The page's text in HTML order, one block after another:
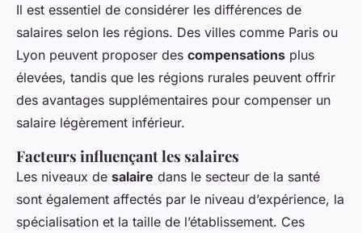
Il est essentiel de considérer les différences de
salaires selon les régions. Des villes comme Paris ou
Lyon peuvent proposer des compensations plus
élevées, tandis que les régions rurales peuvent offrir
des avantages supplémentaires pour compenser un
salaire légèrement inférieur.
Facteurs influençant les salaires
Les niveaux de salaire dans le secteur de la santé
sont également affectés par le niveau d’expérience, la
spécialisation et la taille de l’établissement. Ces